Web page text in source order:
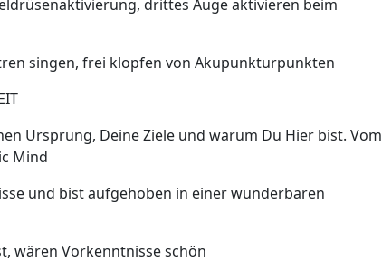
drittes Auge aktivieren beim
singen, frei klopfen von Akupunkturpunkten
Ursprung, Deine Ziele und warum Du Hier bist. Vom
Mind
und bist aufgehoben in einer wunderbaren
wären Vorkenntnisse schön